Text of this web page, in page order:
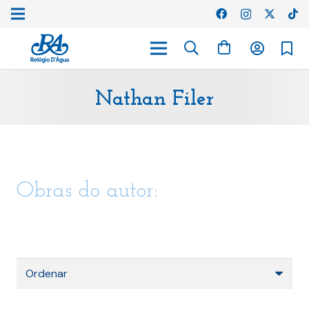
Nathan Filer
Obras do autor: